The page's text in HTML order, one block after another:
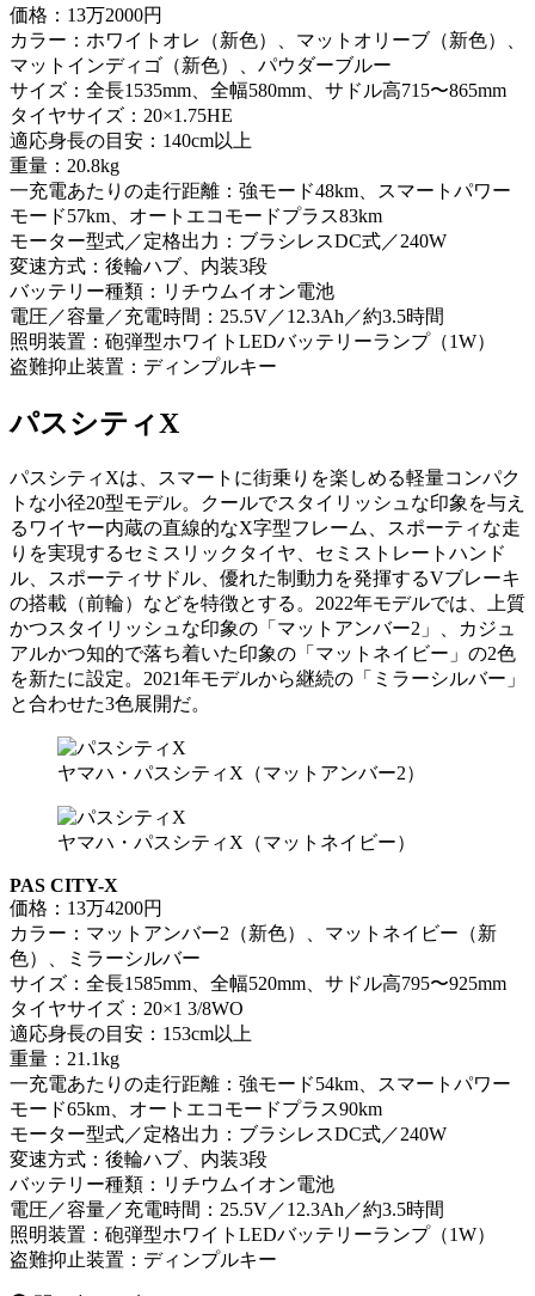
価格：13万2000円
カラー：ホワイトオレ（新色）、マットオリーブ（新色）、
マットインディゴ（新色）、パウダーブルー
サイズ：全長1535mm、全幅580mm、サドル高715〜865mm
タイヤサイズ：20×1.75HE
適応身長の目安：140cm以上
重量：20.8kg
一充電あたりの走行距離：強モード48km、スマートパワー
モード57km、オートエコモードプラス83km
モーター型式／定格出力：ブラシレスDC式／240W
変速方式：後輪ハブ、内装3段
バッテリー種類：リチウムイオン電池
電圧／容量／充電時間：25.5V／12.3Ah／約3.5時間
照明装置：砲弾型ホワイトLEDバッテリーランプ（1W）
盗難抑止装置：ディンプルキー
パスシティX
パスシティXは、スマートに街乗りを楽しめる軽量コンパク
トな小径20型モデル。クールでスタイリッシュな印象を与え
るワイヤー内蔵の直線的なX字型フレーム、スポーティな走
りを実現するセミスリックタイヤ、セミストレートハンド
ル、スポーティサドル、優れた制動力を発揮するVブレーキ
の搭載（前輪）などを特徴とする。2022年モデルでは、上質
かつスタイリッシュな印象の「マットアンバー2」、カジュ
アルかつ知的で落ち着いた印象の「マットネイビー」の2色
を新たに設定。2021年モデルから継続の「ミラーシルバー」
と合わせた3色展開だ。
ヤマハ・パスシティX（マットアンバー2）
ヤマハ・パスシティX（マットネイビー）
PAS CITY-X
価格：13万4200円
カラー：マットアンバー2（新色）、マットネイビー（新
色）、ミラーシルバー
サイズ：全長1585mm、全幅520mm、サドル高795〜925mm
タイヤサイズ：20×1 3/8WO
適応身長の目安：153cm以上
重量：21.1kg
一充電あたりの走行距離：強モード54km、スマートパワー
モード65km、オートエコモードプラス90km
モーター型式／定格出力：ブラシレスDC式／240W
変速方式：後輪ハブ、内装3段
バッテリー種類：リチウムイオン電池
電圧／容量／充電時間：25.5V／12.3Ah／約3.5時間
照明装置：砲弾型ホワイトLEDバッテリーランプ（1W）
盗難抑止装置：ディンプルキー